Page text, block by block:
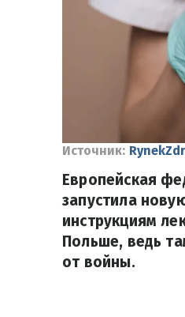
Источник:
Европейская
запустила
инструкциям
Польше, ведь
от войны.